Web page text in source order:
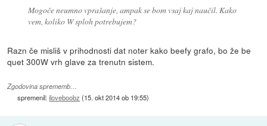
Mogoče neumno vprašanje, ampak se bom vsaj kaj naučil. Kako
vem, koliko W sploh potrebujem?
Razn če misliš v prihodnosti dat noter kako beefy grafo, bo že be
quet 300W vrh glave za trenutn sistem.
Zgodovina sprememb…
spremenil:iloveboobz (15. okt 2014 ob 19:55)